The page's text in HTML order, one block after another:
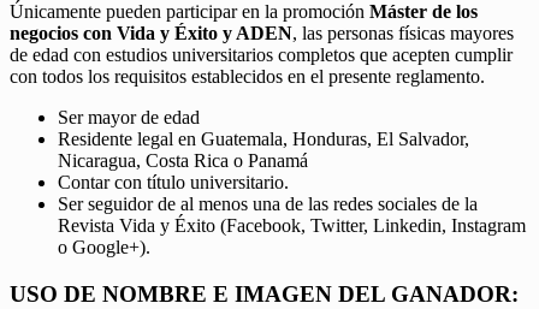
Únicamente pueden participar en la promoción Máster de los
negocios con Vida y Éxito y ADEN, las personas físicas mayores
de edad con estudios universitarios completos que acepten cumplir
con todos los requisitos establecidos en el presente reglamento.
Ser mayor de edad
Residente legal en Guatemala, Honduras, El Salvador,
Nicaragua, Costa Rica o Panamá
Contar con título universitario.
Ser seguidor de al menos una de las redes sociales de la
Revista Vida y Éxito (Facebook, Twitter, Linkedin, Instagram
o Google+).
USO DE NOMBRE E IMAGEN DEL GANADOR: